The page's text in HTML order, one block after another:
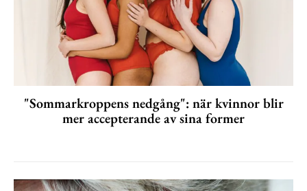
"Sommarkroppens nedgång": när kvinnor blir
mer accepterande av sina former